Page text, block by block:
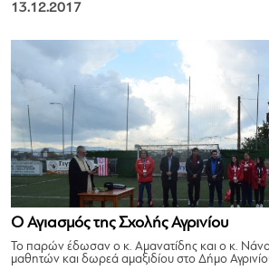
13.12.2017
Ο Αγιασμός της Σχολής Αγρινίου
Το παρών έδωσαν ο κ. Αμανατίδης και ο κ.
μαθητών και δωρεά αμαξιδίου στο Δήμο